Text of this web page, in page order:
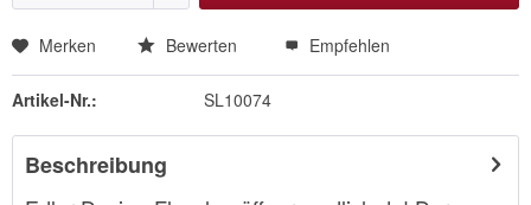
Merken Bewerten Empfehlen
Artikel-Nr.: SL10074
Beschreibung